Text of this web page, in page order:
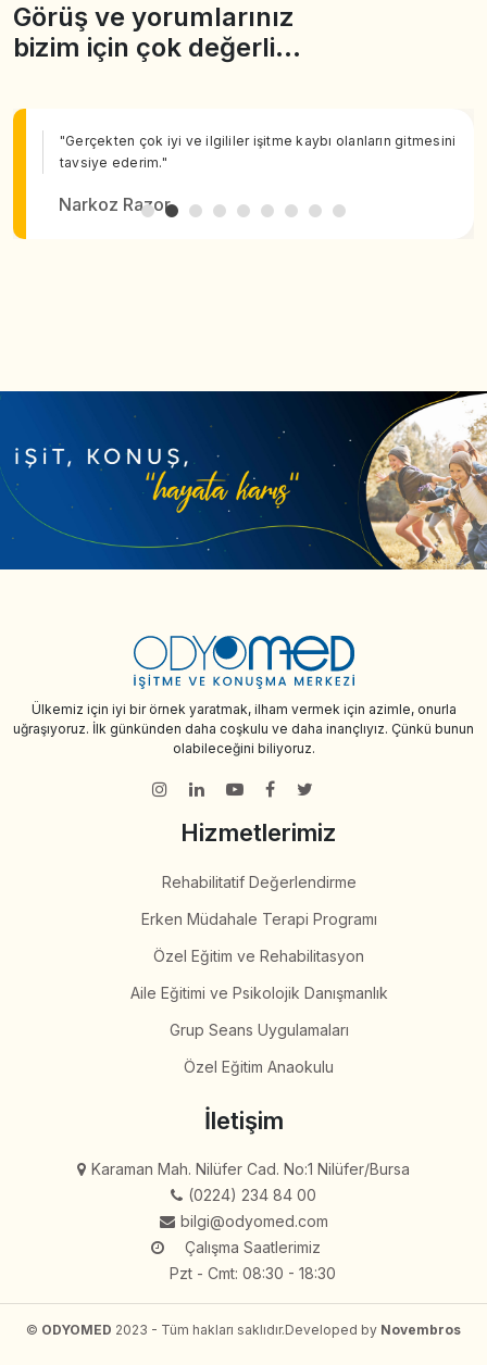
Görüş ve yorumlarınız
bizim için çok değerli…
"Gerçekten çok iyi ve ilgililer işitme kaybı olanların gitmesini
tavsiye ederim."
Narkoz Razor
Ülkemiz için iyi bir örnek yaratmak, ilham vermek için azimle, onurla
uğraşıyoruz. İlk günkünden daha coşkulu ve daha inançlıyız. Çünkü bunun
olabileceğini biliyoruz.
Hizmetlerimiz
Rehabilitatif Değerlendirme
Erken Müdahale Terapi Programı
Özel Eğitim ve Rehabilitasyon
Aile Eğitimi ve Psikolojik Danışmanlık
Grup Seans Uygulamaları
Özel Eğitim Anaokulu
İletişim
Karaman Mah. Nilüfer Cad. No:1 Nilüfer/Bursa
(0224) 234 84 00
bilgi@odyomed.com
Çalışma Saatlerimiz
Pzt - Cmt: 08:30 - 18:30
© ODYOMED 2023 - Tüm hakları saklıdır.Developed by Novembros